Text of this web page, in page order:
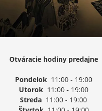
Otváracie hodiny predajne
Pondelok11:00 - 19:00
Utorok11:00 - 19:00
Streda 11:00 - 19:00